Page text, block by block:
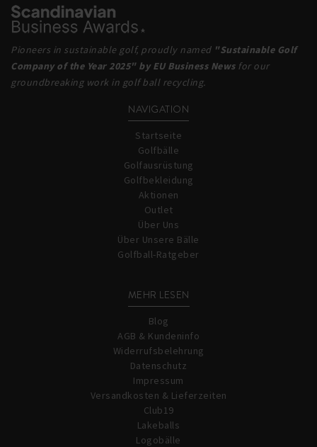
Pioneers in sustainable golf, proudly named "Sustainable Golf
Company of the Year 2025" by EU Business Newsfor our
groundbreaking work in golf ball recycling.
NAVIGATION
Startseite
Golfbälle
Golfausrüstung
Golfbekleidung
Aktionen
Outlet
Über Uns
Über Unsere Bälle
Golfball-Ratgeber
MEHR LESEN
Blog
AGB & Kundeninfo
Widerrufsbelehrung
Datenschutz
Impressum
Versandkosten & Lieferzeiten
Club19
Lakeballs
Logobälle